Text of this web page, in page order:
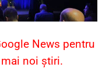
News pentru
noi știri.